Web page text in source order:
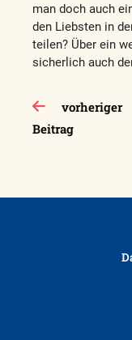
man doch auch
den Liebsten in
teilen? Über ein
sicherlich auch
vorheriger
Beitrag